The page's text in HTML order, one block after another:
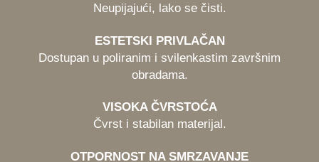
Neupijajući, lako se čisti.
ESTETSKI PRIVLAČAN
Dostupan u poliranim i svilenkastim završnim
obradama.
VISOKA ČVRSTOĆA
Čvrst i stabilan materijal.
OTPORNOST NA SMRZAVANJE